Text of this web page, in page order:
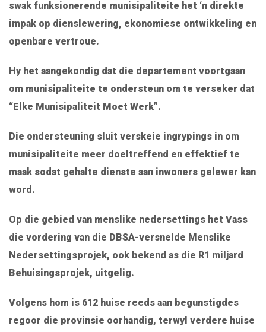
swak funksionerende munisipaliteite het ‘n direkte
impak op dienslewering, ekonomiese ontwikkeling en
openbare vertroue.
Hy het aangekondig dat die departement voortgaan
om munisipaliteite te ondersteun om te verseker dat
“Elke Munisipaliteit Moet Werk”.
Die ondersteuning sluit verskeie ingrypings in om
munisipaliteite meer doeltreffend en effektief te
maak sodat gehalte dienste aan inwoners gelewer kan
word.
Op die gebied van menslike nedersettings het Vass
die vordering van die DBSA-versnelde Menslike
Nedersettingsprojek, ook bekend as die R1 miljard
Behuisingsprojek, uitgelig.
Volgens hom is 612 huise reeds aan begunstigdes
regoor die provinsie oorhandig, terwyl verdere huise